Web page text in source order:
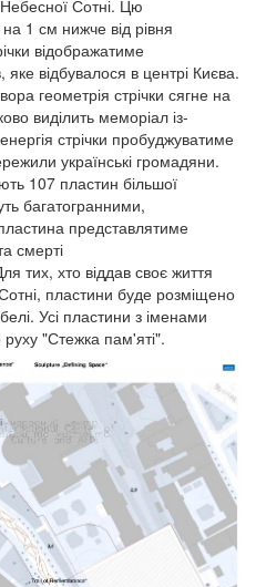
Сотні. Цю
1 см нижче від рівня
відображатиме
відбувалося в центрі Києва.
геометрія стрічки сягне на
виділить меморіал із-
стрічки пробуджуватиме
українські громадяни.
107 пластин більшої
багатогранними,
представлятиме
смерті
тих, хто віддав своє життя
пластини буде розміщено
Усі пластини з іменами
руху "Стежка пам'яті".